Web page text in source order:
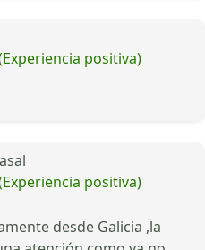
positiva)
positiva)
desde Galicia ,la